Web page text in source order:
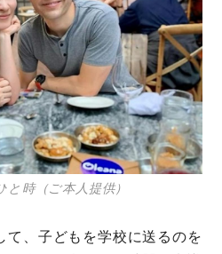
時（ご本人提供）
て、子どもを学校に送るのを